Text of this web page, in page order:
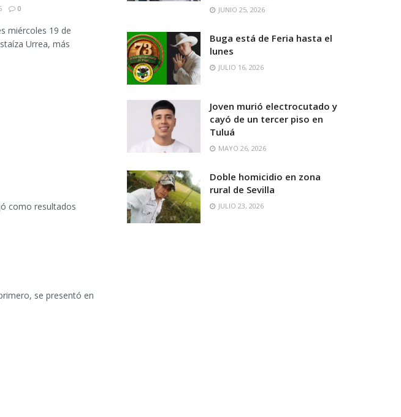
0
miércoles 19 de
Urrea, más
como resultados
se presentó en
JUNIO 25, 2026
Buga está de Feria hasta el
lunes
JULIO 16, 2026
Joven murió electrocutado y
cayó de un tercer piso en
Tuluá
MAYO 26, 2026
Doble homicidio en zona
rural de Sevilla
JULIO 23, 2026